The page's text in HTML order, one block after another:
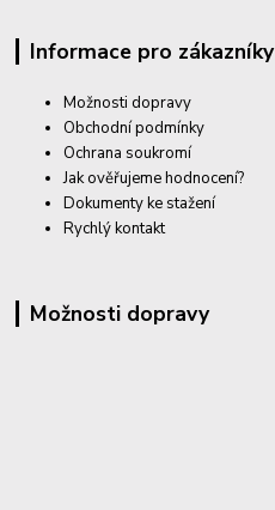
Informace pro zákazníky
Možnosti dopravy
Obchodní podmínky
Ochrana soukromí
Jak ověřujeme hodnocení?
Dokumenty ke stažení
Rychlý kontakt
Možnosti dopravy